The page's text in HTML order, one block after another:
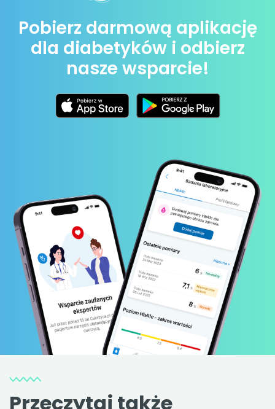
Pobierz darmową aplikację
dla diabetyków i odbierz
nasze wsparcie!
Przeczytaj także